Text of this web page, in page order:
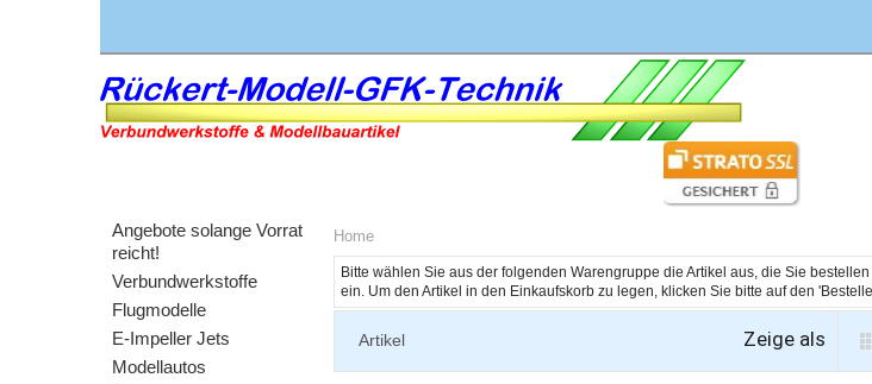
Angebote solange Vorrat
reicht!
Verbundwerkstoffe
Flugmodelle
E-Impeller Jets
Modellautos
Home
Bitte wählen Sie aus der folgenden Warengruppe die Artikel aus, die Sie
Artikel Zeige als